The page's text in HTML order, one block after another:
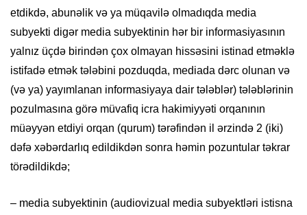
etdikdə, abunəlik və ya müqavilə olmadıqda media
subyekti digər media subyektinin hər bir informasiyasının
yalnız üçdə birindən çox olmayan hissəsini istinad etməklə
istifadə etmək tələbini pozduqda, mediada dərc olunan və
(və ya) yayımlanan informasiyaya dair tələblər) tələblərinin
pozulmasına görə müvafiq icra hakimiyyəti orqanının
müəyyən etdiyi orqan (qurum) tərəfindən il ərzində 2 (iki)
dəfə xəbərdarlıq edildikdən sonra həmin pozuntular təkrar
törədildikdə;
– media subyektinin (audiovizual media subyektləri istisna